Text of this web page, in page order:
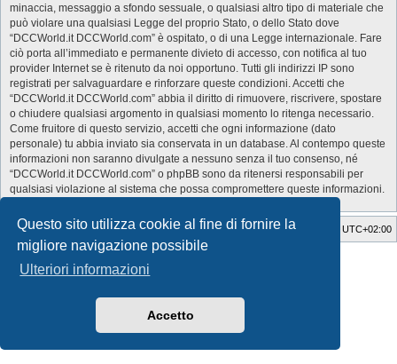
Questo sito utilizza cookie al fine di fornire la
migliore navigazione possibile
Ulteriori informazioni
Accetto
minaccia, messaggio a sfondo sessuale, o qualsiasi altro tipo di materiale che
può violare una qualsiasi Legge del proprio Stato, o dello Stato dove
“DCCWorld.it DCCWorld.com” è ospitato, o di una Legge internazionale. Fare
ciò porta all’immediato e permanente divieto di accesso, con notifica al tuo
provider Internet se è ritenuto da noi opportuno. Tutti gli indirizzi IP sono
registrati per salvaguardare e rinforzare queste condizioni. Accetti che
“DCCWorld.it DCCWorld.com” abbia il diritto di rimuovere, riscrivere, spostare
o chiudere qualsiasi argomento in qualsiasi momento lo ritenga necessario.
Come fruitore di questo servizio, accetti che ogni informazione (dato
personale) tu abbia inviato sia conservata in un database. Al contempo queste
informazioni non saranno divulgate a nessuno senza il tuo consenso, né
“DCCWorld.it DCCWorld.com” o phpBB sono da ritenersi responsabili per
qualsiasi violazione al sistema che possa compromettere queste informazioni.
Indice Tutti gli orari sono UTC+02:00
Cancella cookie
Style Developer by ©
Creato daphpBB
Privacy|Condizioni